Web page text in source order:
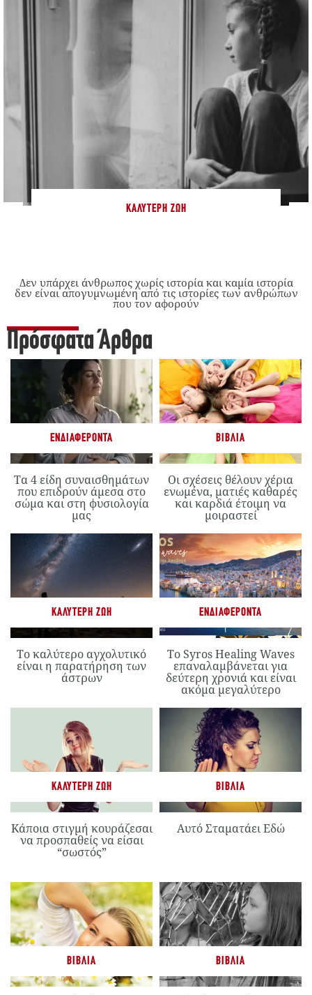
ΚΑΛΎΤΕΡΗ ΖΩΉ
Δεν υπάρχει άνθρωπος χωρίς ιστορία και καμία ιστορία
δεν είναι απογυμνωμένη από τις ιστορίες των ανθρώπων
που τον αφορούν
Πρόσφατα Άρθρα
ΕΝΔΙΑΦΈΡΟΝΤΑ
Τα 4 είδη συναισθημάτων
που επιδρούν άμεσα στο
σώμα και στη φυσιολογία
μας
ΒΙΒΛΊΑ
Οι σχέσεις θέλουν χέρια
ενωμένα, ματιές καθαρές
και καρδιά έτοιμη να
μοιραστεί
ΚΑΛΎΤΕΡΗ ΖΩΉ
Το καλύτερο αγχολυτικό
είναι η παρατήρηση των
άστρων
ΕΝΔΙΑΦΈΡΟΝΤΑ
Το Syros Healing Waves
επαναλαμβάνεται για
δεύτερη χρονιά και είναι
ακόμα μεγαλύτερο
ΚΑΛΎΤΕΡΗ ΖΩΉ
Κάποια στιγμή κουράζεσαι
να προσπαθείς να είσαι
“σωστός”
ΒΙΒΛΊΑ
Αυτό Σταματάει Εδώ
ΒΙΒΛΊΑ ΒΙΒΛΊΑ